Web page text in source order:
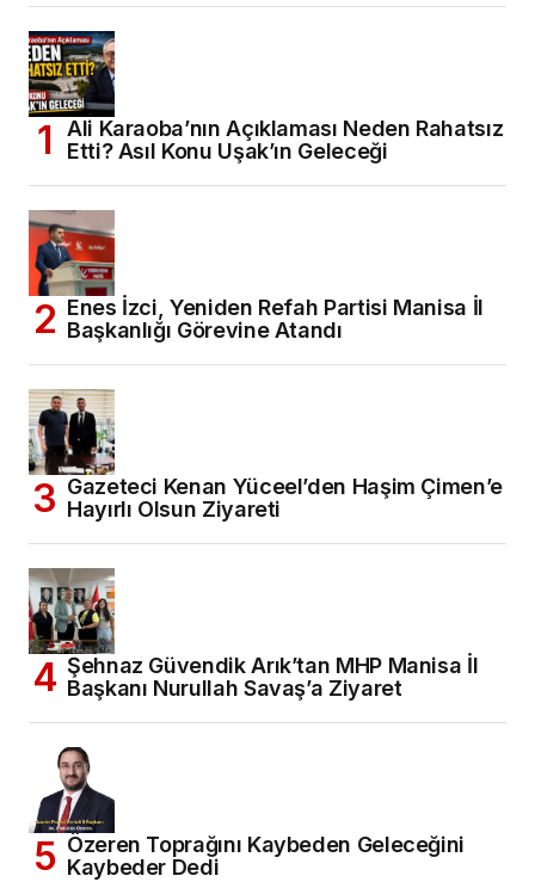
Ali Karaoba’nın Açıklaması Neden Rahatsız
Etti? Asıl Konu Uşak’ın Geleceği
Enes İzci, Yeniden Refah Partisi Manisa İl
Başkanlığı Görevine Atandı
Gazeteci Kenan Yüceel’den Haşim Çimen’e
Hayırlı Olsun Ziyareti
Şehnaz Güvendik Arık’tan MHP Manisa İl
Başkanı Nurullah Savaş’a Ziyaret
Özeren Toprağını Kaybeden Geleceğini
Kaybeder Dedi